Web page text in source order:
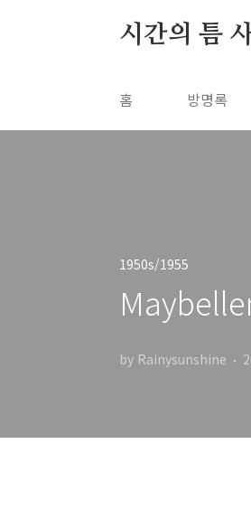
시간의 틈
홈 방명록
1950s/1955
by Rainysunshine